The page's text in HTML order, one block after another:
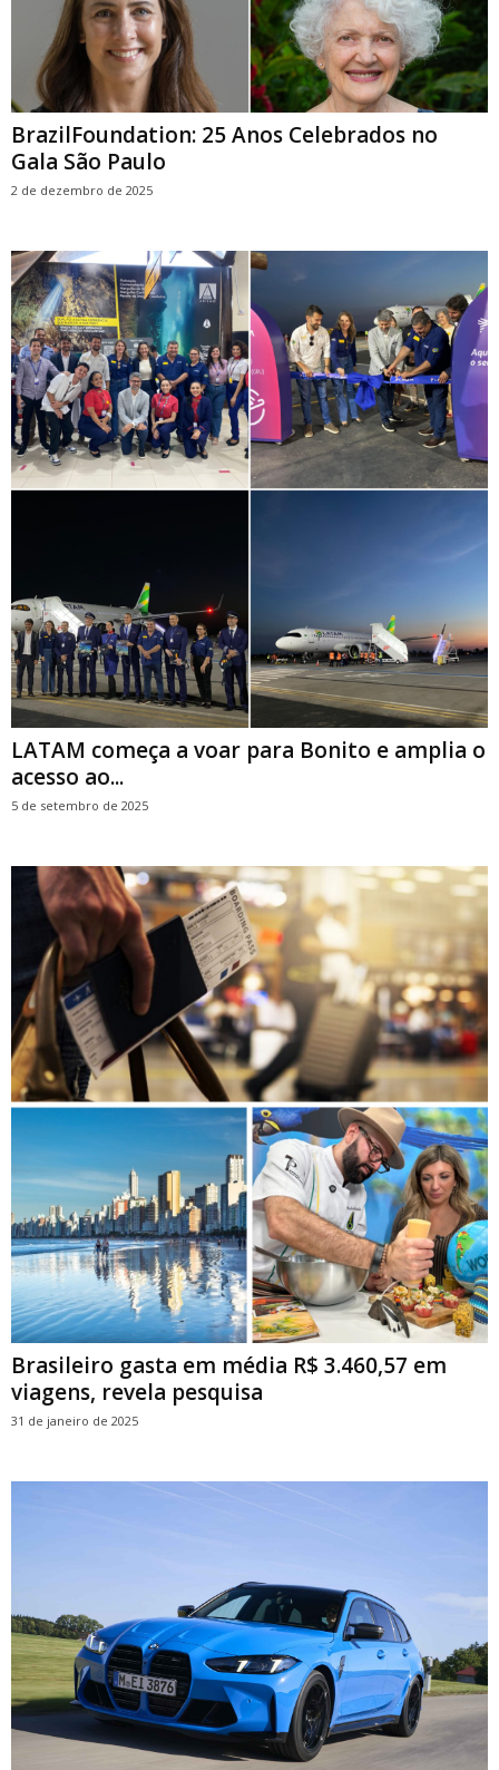
BrazilFoundation: 25 Anos Celebrados no
Gala São Paulo
2 de dezembro de 2025
LATAM começa a voar para Bonito e amplia o
acesso ao...
5 de setembro de 2025
Brasileiro gasta em média R$ 3.460,57 em
viagens, revela pesquisa
31 de janeiro de 2025